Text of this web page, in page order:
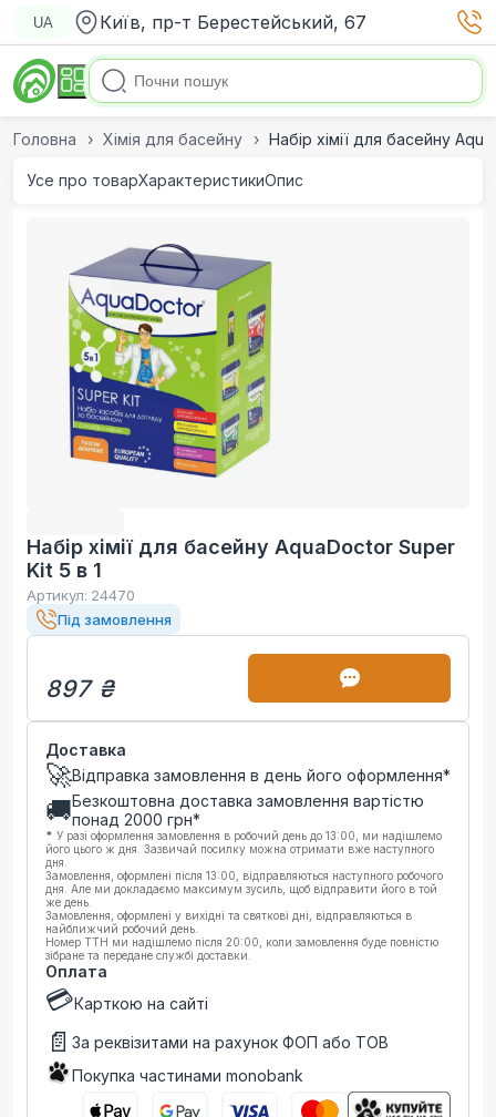
UA Київ, пр-т Берестейський, 67
Головна Хімія для басейну Набір хімії для басейну
Усе про товарХарактеристикиОпис
Набір хімії для басейну AquaDoctor Super
Kit 5 в 1
Артикул: 24470
Під замовлення
897 ₴
Доставка
🚀Відправка замовлення в день його оформлення*
🚚Безкоштовна доставка замовлення вартістю
понад 2000 грн*
* У разі оформлення замовлення в робочий день до 13:00, ми надішлемо
його цього ж дня. Зазвичай посилку можна отримати вже наступного
дня.
Замовлення, оформлені після 13:00, відправляються наступного робочого
дня. Але ми докладаємо максимум зусиль, щоб відправити його в той
же день.
Замовлення, оформлені у вихідні та святкові дні, відправляються в
найближчий робочий день.
Номер ТТН ми надішлемо після 20:00, коли замовлення буде повністю
зібране та передане службі доставки.
Оплата
💳Карткою на сайті
📄 За реквізитами на рахунок ФОП або ТОВ
Покупка частинами monobank